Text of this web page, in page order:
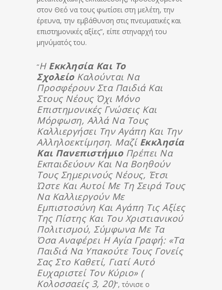
στον Θεό να τους φωτίσει στη μελέτη, την
έρευνα, την εμβάθυνση στις πνευματικές και
επιστημονικές αξίες”, είπε στηναρχή του
μηνύματός του.
“Η Εκκλησία Και Το
ΣχολείοΚαλούνται Να
Προσφέρουν Στα Παιδιά Και
Στους Νέους Όχι Μόνο
Επιστημονικές Γνώσεις Και
Μόρφωση, Αλλά Να Τους
Καλλιεργήσει Την Αγάπη Και Την
Αλληλοεκτίμηση. Μαζί Εκκλησία
Και ΠανεπιστήμιοΠρέπει Να
Εκπαιδεύουν Και Να Βοηθούν
Τους Σημερινούς Νέους, Έτσι
Ώστε Και Αυτοί Με Τη Σειρά Τους
Να Καλλιεργούν Με
Εμπιστοσύνη Και Αγάπη Τις Αξίες
Της Πίστης Και Του Χριστιανικού
Πολιτισμού, Σύμφωνα Με Τα
Όσα Αναφέρει Η Αγία Γραφή: «Τα
Παιδιά Να Υπακούτε Τους Γονείς
Σας Στο Καθετί, Γιατί Αυτό
Ευχαριστεί Τον Κύριο» (
Κολοσσαείς 3, 20)“, τόνισε ο